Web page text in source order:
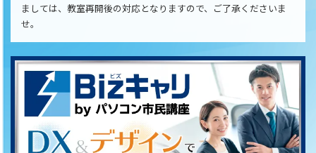
ましては、教室再開後の対応となりますので、ご了承くださいま
せ。